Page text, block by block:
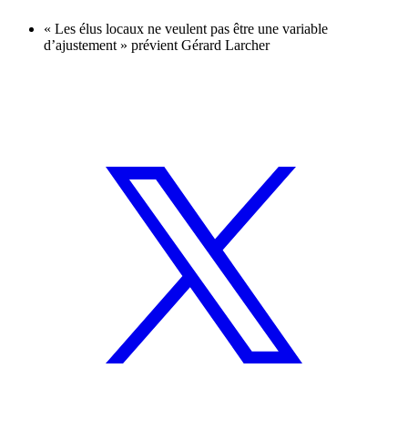
« Les élus locaux ne veulent pas être une variable
d’ajustement » prévient Gérard Larcher